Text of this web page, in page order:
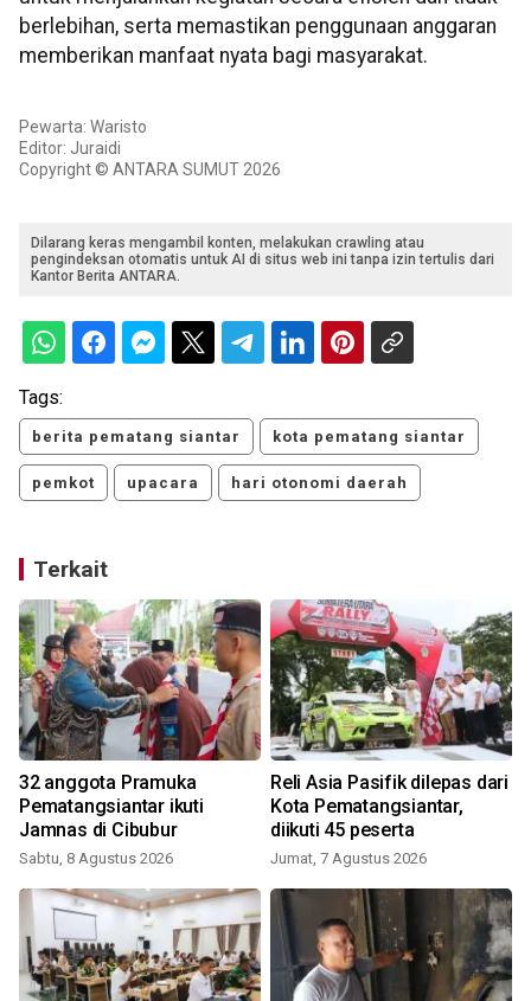
berlebihan, serta memastikan penggunaan anggaran
memberikan manfaat nyata bagi masyarakat.
Pewarta: Waristo
Editor: Juraidi
Copyright © ANTARA SUMUT 2026
Dilarang keras mengambil konten, melakukan crawling atau
pengindeksan otomatis untuk AI di situs web ini tanpa izin tertulis dari
Kantor Berita ANTARA.
Tags:
berita pematang siantar kota pematang siantar
pemkot upacara hari otonomi daerah
Terkait
32 anggota Pramuka
Pematangsiantar ikuti
Jamnas di Cibubur
Sabtu, 8 Agustus 2026
Reli Asia Pasifik dilepas dari
Kota Pematangsiantar,
diikuti 45 peserta
Jumat, 7 Agustus 2026